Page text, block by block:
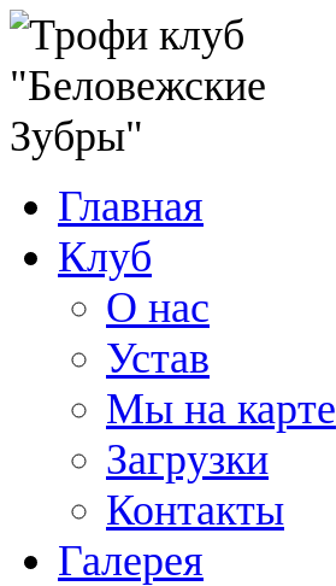
Главная
Клуб
О нас
Устав
Мы на карте
Загрузки
Контакты
Галерея